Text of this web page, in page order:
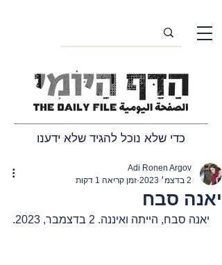
כדי שלא נוכל להגיד שלא ידענו
יאנה סבח
Adi Ronen Argov
2 בדצמ׳ 2023
זמן קריאה 1 דקות
יאנה סבח, הייתה ואיננה. 2 בדצמבר, 2023.